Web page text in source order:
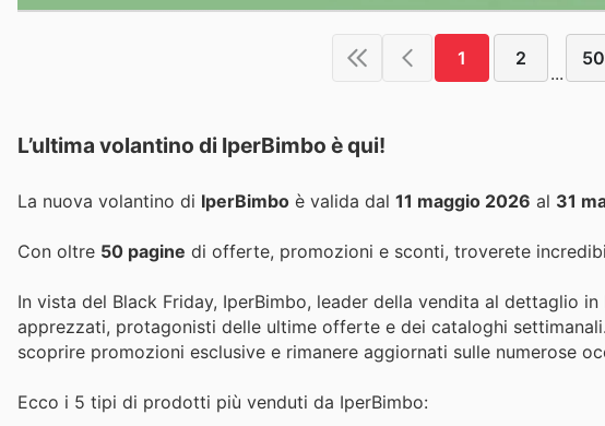
1 2
...
50
L’ultima volantino di IperBimbo è qui!
La nuova volantino di IperBimbo è valida dal 11 maggio 2026 al 31
Con oltre 50 pagine di offerte, promozioni e sconti, troverete
In vista del Black Friday, IperBimbo, leader della vendita al dettaglio
apprezzati, protagonisti delle ultime offerte e dei cataloghi
scoprire promozioni esclusive e rimanere aggiornati sulle numerose
Ecco i 5 tipi di prodotti più venduti da IperBimbo: